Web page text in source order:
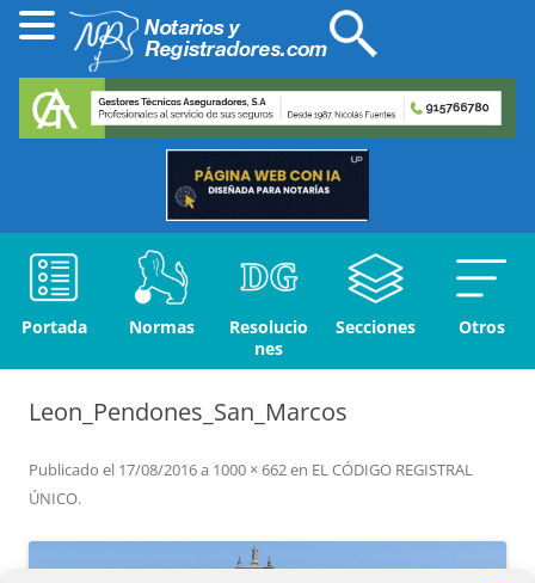
Portada Normas
Resolucio
nes
Secciones Otros
Leon_Pendones_San_Marcos
Publicado el 17/08/2016a 1000 × 662en EL CÓDIGO REGISTRAL
ÚNICO.